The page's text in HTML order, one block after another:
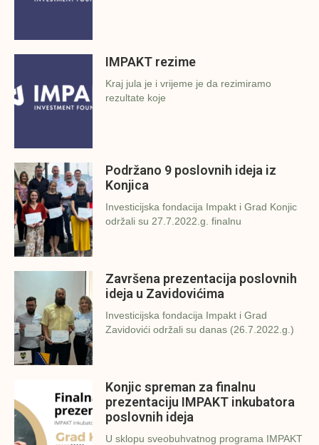
IMPAKT rezime
Kraj jula je i vrijeme je da rezimiramo
rezultate koje
Podržano 9 poslovnih ideja iz
Konjica
Investicijska fondacija Impakt i Grad Konjic
održali su 27.7.2022.g. finalnu
Završena prezentacija poslovnih
ideja u Zavidovićima
Investicijska fondacija Impakt i Grad
Zavidovići održali su danas (26.7.2022.g.)
Konjic spreman za finalnu
prezentaciju IMPAKT inkubatora
poslovnih ideja
U sklopu sveobuhvatnog programa IMPAKT